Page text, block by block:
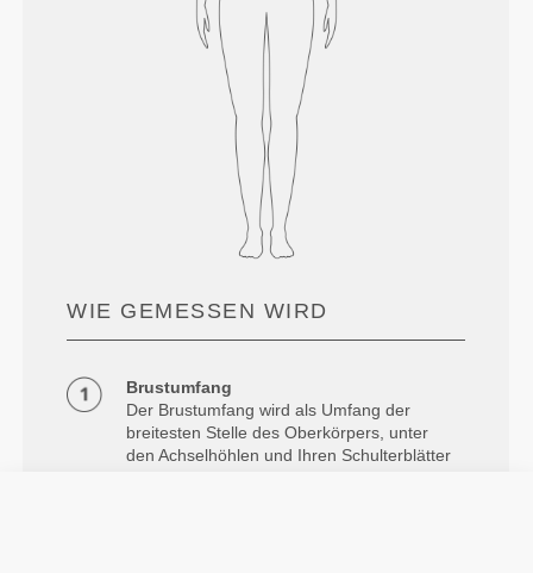
WIE GEMESSEN WIRD
Brustumfang
Der Brustumfang wird als Umfang der
breitesten Stelle des Oberkörpers, unter
den Achselhöhlen und Ihren Schulterblätter